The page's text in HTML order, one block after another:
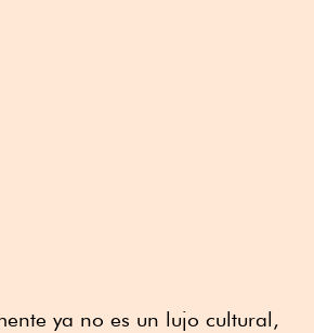
ya no es un lujo cultural,